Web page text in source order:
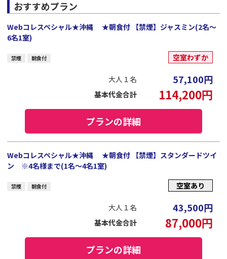
おすすめプラン
Webコレスペシャル★沖縄 ★朝食付 【禁煙】ジャスミン(2名～
6名1室)
禁煙 朝食付 空室わずか
大人１名 57,100円
基本代金合計 114,200円
プランの詳細
Webコレスペシャル★沖縄 ★朝食付 【禁煙】スタンダードツイ
ン ※4名様まで(1名～4名1室)
禁煙 朝食付 空室あり
大人１名 43,500円
基本代金合計 87,000円
プランの詳細